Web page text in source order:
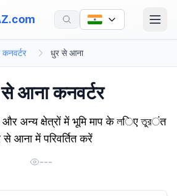
धुर से आना
आना कनवर्टर
और अन्य क्षेत्रों में भूमि माप के লिए তুরंत
से आना में परिवर्तित करें
---